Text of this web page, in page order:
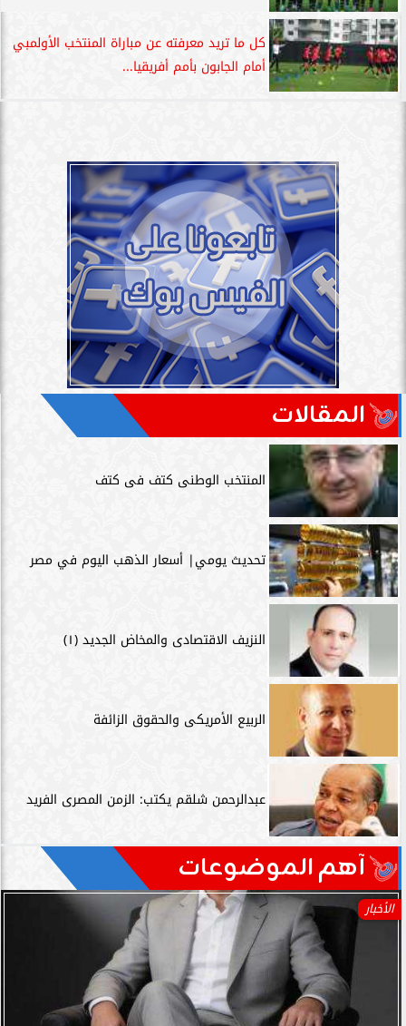
كل ما تريد معرفته عن مباراة المنتخب الأولمبي
أمام الجابون بأمم أفريقيا...
المقالات
المنتخب الوطنى كتف فى كتف
تحديث يومي| أسعار الذهب اليوم في مصر
النزيف الاقتصادى والمخاض الجديد (١)
الربيع الأمريكى والحقوق الزائفة
عبدالرحمن شلقم يكتب: الزمن المصرى الفريد
آهم الموضوعات
الأخبار